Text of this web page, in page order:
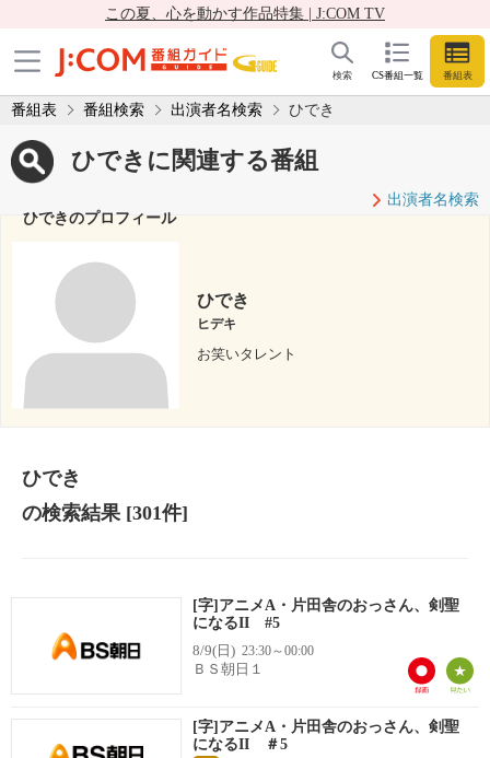
この夏、心を動かす作品特集 | J:COM TV
CS番組一覧 番組表
検索
番組表 番組検索 出演者名検索 ひでき
ひできに関連する番組
出演者名検索
ひできのプロフィール
ひでき
ヒデキ
お笑いタレント
ひでき
の検索結果[301件]
[字]アニメA・片田舎のおっさん、剣聖
になるII #5
8/9(日) 23:30～00:00
ＢＳ朝日１
[字]アニメA・片田舎のおっさん、剣聖
になるII ＃5